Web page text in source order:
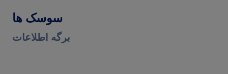
سوسک ها
برگه اطلاعات